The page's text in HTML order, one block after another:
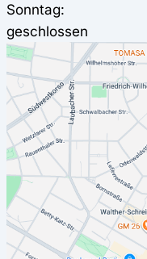
Sonntag:
geschlossen